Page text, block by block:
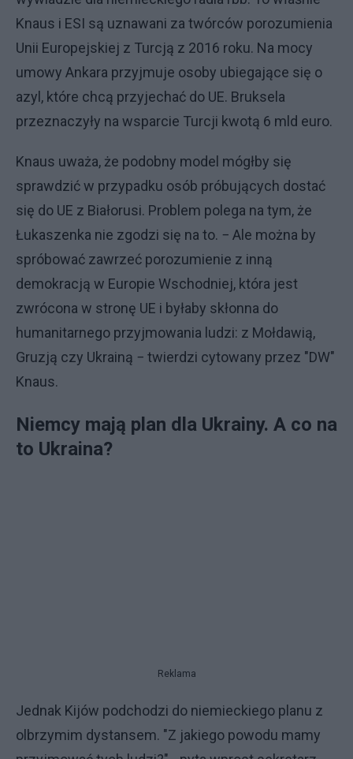
Knaus i ESI są uznawani za twórców porozumienia
Unii Europejskiej z Turcją z 2016 roku. Na mocy
umowy Ankara przyjmuje osoby ubiegające się o
azyl, które chcą przyjechać do UE. Bruksela
przeznaczyły na wsparcie Turcji kwotą 6 mld euro.
Knaus uważa, że podobny model mógłby się
sprawdzić w przypadku osób próbujących dostać
się do UE z Białorusi. Problem polega na tym, że
Łukaszenka nie zgodzi się na to. − Ale można by
spróbować zawrzeć porozumienie z inną
demokracją w Europie Wschodniej, która jest
zwrócona w stronę UE i byłaby skłonna do
humanitarnego przyjmowania ludzi: z Mołdawią,
Gruzją czy Ukrainą − twierdzi cytowany przez "DW"
Knaus.
Niemcy mają plan dla Ukrainy. A co na
to Ukraina?
Reklama
Jednak Kijów podchodzi do niemieckiego planu z
olbrzymim dystansem. "Z jakiego powodu mamy